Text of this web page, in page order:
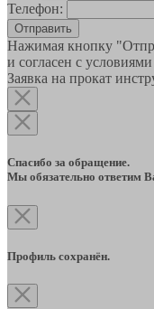
Телефон:
Отправить
Нажимая кнопку
и согласен с условиями
Заявка на прокат
Спасибо за обращение.
Мы обязательно ответим
Профиль сохранён.